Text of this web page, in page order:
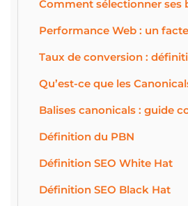
Comment sélectionner ses
Performance Web : un
Taux de conversion :
Qu’est-ce que les
Balises canonicals : guide
Définition du PBN
Définition SEO White Hat
Définition SEO Black Hat